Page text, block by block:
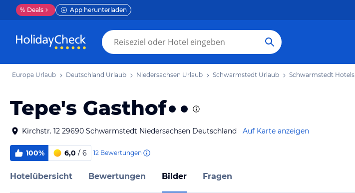
% Deals App herunterladen
Europa Urlaub Deutschland Urlaub Niedersachsen Urlaub Schwarmstedt Urlaub Schwarmstedt Hotels
Tepe's Gasthof
Kirchstr. 12 29690 Schwarmstedt Niedersachsen Deutschland Auf Karte anzeigen
100% 6,0 / 6 12 Bewertungen
Hotelübersicht Bewertungen Bilder Fragen